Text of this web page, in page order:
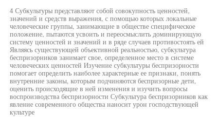
4 Субкультуры представляют собой совокупность ценностей,
значений и средств выражения, с помощью которых локальные
человеческие группы, занимающие в обществе специфическое
положение, пытаются усвоить и переосмыслить доминирующую
систему ценностей и значений и в ряде случаев противостоять ей
Являясь существующей объективной реальностью, субкультура
беспризорников занимает свое, определенное место в системе
человеческих ценностей Изучение субкультуры беспризорности
помогает определить наиболее характерные ее признаки, понять
внутренние законы, которым подчиняются беспризорные дети,
оценить происходящие в ней изменения и изучить вопросы
воспроизводства беспризорности Субкультура беспризорников как
явление современного общества наносит урон господствующей
культуре